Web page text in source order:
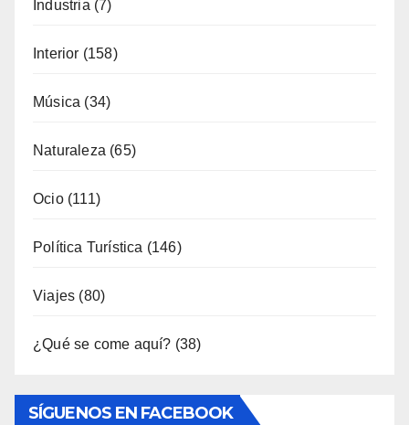
Industria (7)
Interior (158)
Música (34)
Naturaleza (65)
Ocio(111)
Política Turística (146)
Viajes (80)
¿Qué se come aquí? (38)
SÍGUENOS EN FACEBOOK